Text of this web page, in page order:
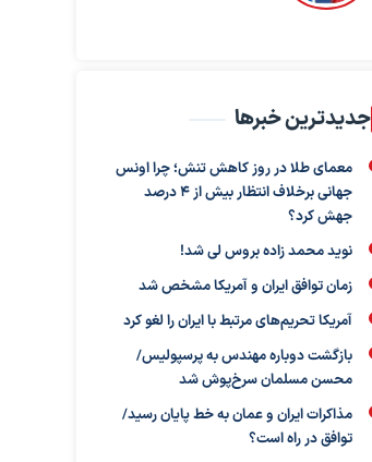
جدیدترین خبرها
معمای طلا در روز کاهش تنش؛ چرا اونس
جهانی برخلاف انتظار بیش از ۴ درصد
جهش کرد؟
نوید محمد زاده بروس لی شد!
زمان توافق ایران و آمریکا مشخص شد
آمریکا تحریم‌های مرتبط با ایران را لغو کرد
بازگشت دوباره مهندس به پرسپولیس/
محسن مسلمان سرخ‌پوش شد
مذاکرات ایران و عمان به خط پایان رسید/
توافق در راه است؟